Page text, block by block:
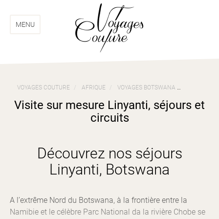
menu
contenuMENU
VOYAGES COUTURE AFRIQUE VOYAGES BOTSWANA
Visite sur mesure Linyanti, séjours et
circuits
Découvrez nos séjours
Linyanti, Botswana
A l’extrême Nord du Botswana, à la frontière entre la
Namibie et le célèbre Parc National da la rivière Chobe se